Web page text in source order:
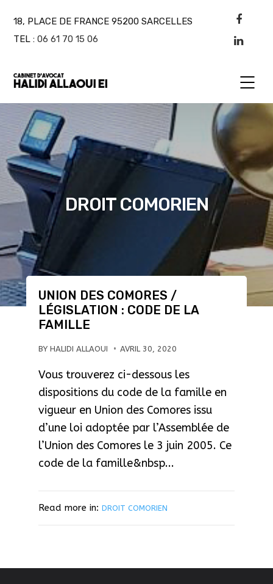
18, PLACE DE FRANCE 95200 SARCELLES
TEL :06 61 70 15 06
DROIT COMORIEN
UNION DES COMORES /
LÉGISLATION : CODE DE LA
FAMILLE
BY HALIDI ALLAOUI AVRIL 30, 2020
Vous trouverez ci-dessous les
dispositions du code de la famille en
vigueur en Union des Comores issu
d’une loi adoptée par l’Assemblée de
l’Union des Comores le 3 juin 2005. Ce
code de la famille&nbsp...
Read more in: DROIT COMORIEN